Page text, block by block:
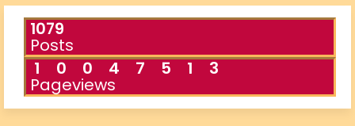
1079
Posts
1
0 0 4 7 5 1 3
Pageviews